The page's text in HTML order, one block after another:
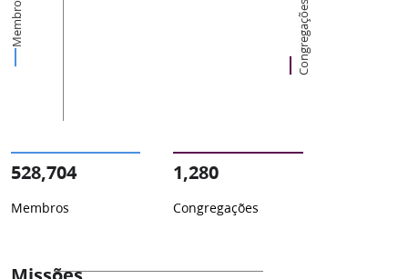
Membros Congregações
528,704
Membros
1,280
Congregações